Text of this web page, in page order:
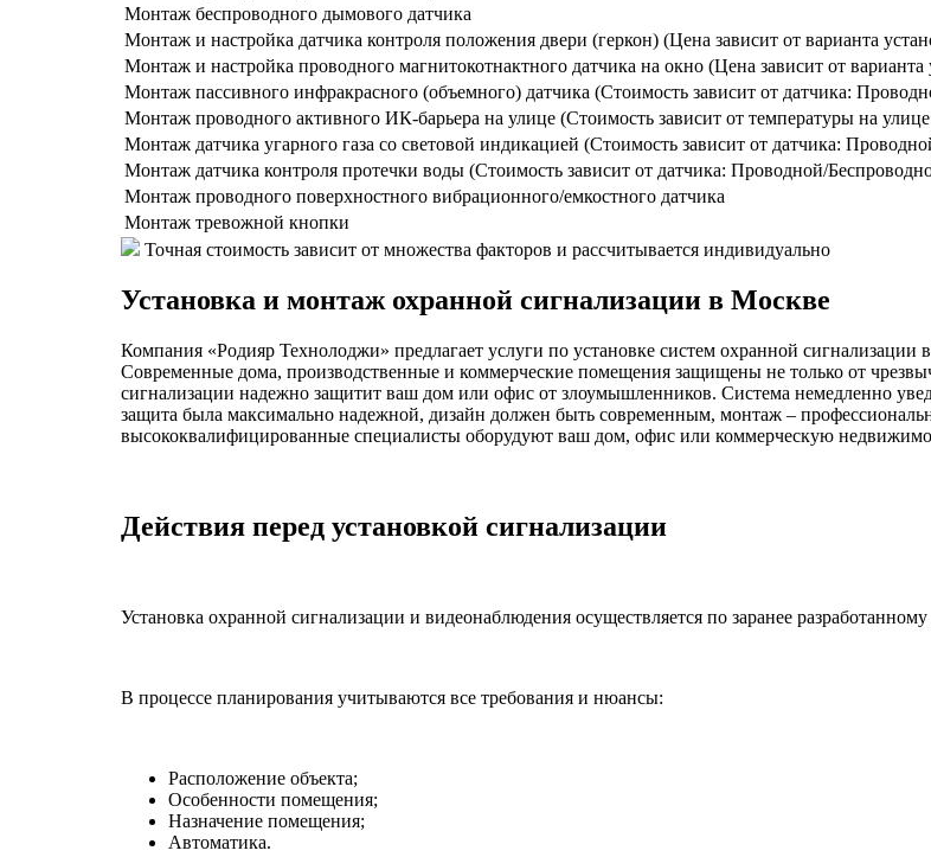
Монтаж беспроводного дымового датчика
Монтаж и настройка датчика контроля положения двери (геркон) (Цена зависит от варианта
Монтаж и настройка проводного магнитокотнактного датчика на окно (Цена зависит от
Монтаж пассивного инфракрасного (объемного) датчика (Стоимость зависит от датчика:
Монтаж проводного активного ИК-барьера на улице (Стоимость зависит от температуры на
Монтаж датчика угарного газа со световой индикацией (Стоимость зависит от датчика:
Монтаж датчика контроля протечки воды (Стоимость зависит от датчика: Проводной/
Монтаж проводного поверхностного вибрационного/емкостного датчика
Монтаж тревожной кнопки
Точная стоимость зависит от множества факторов и рассчитывается индивидуально
Установка и монтаж охранной сигнализации в Москве
Компания «Родияр Технолоджи» предлагает услуги по установке систем охранной сигнализации
Современные дома, производственные и коммерческие помещения защищены не только от
сигнализации надежно защитит ваш дом или офис от злоумышленников. Система немедленно
защита была максимально надежной, дизайн должен быть современным, монтаж –
высококвалифицированные специалисты оборудуют ваш дом, офис или коммерческую
Действия перед установкой сигнализации
Установка охранной сигнализации и видеонаблюдения осуществляется по заранее разработанному
В процессе планирования учитываются все требования и нюансы:
Расположение объекта;
Особенности помещения;
Назначение помещения;
Автоматика.